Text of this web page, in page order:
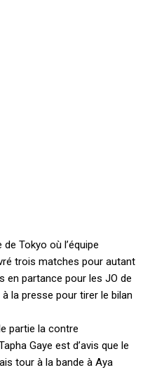
Tokyo où l’équipe
trois matches pour autant
en partance pour les JO de
la presse pour tirer le bilan
partie la contre
Gaye est d’avis que le
tour à la bande à Aya